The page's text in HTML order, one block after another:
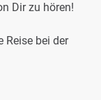
Dir zu hören!
Reise bei der